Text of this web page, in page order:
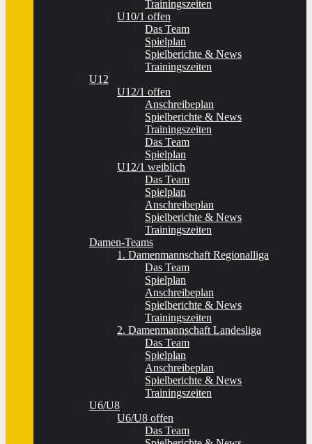
Trainingszeiten
U10/1 offen
Das Team
Spielplan
Spielberichte & News
Trainingszeiten
U12
U12/1 offen
Anschreibeplan
Spielberichte & News
Trainingszeiten
Das Team
Spielplan
U12/1 weiblich
Das Team
Spielplan
Anschreibeplan
Spielberichte & News
Trainingszeiten
Damen-Teams
1. Damenmannschaft Regionalliga
Das Team
Spielplan
Anschreibeplan
Spielberichte & News
Trainingszeiten
2. Damenmannschaft Landesliga
Das Team
Spielplan
Anschreibeplan
Spielberichte & News
Trainingszeiten
U6/U8
U6/U8 offen
Das Team